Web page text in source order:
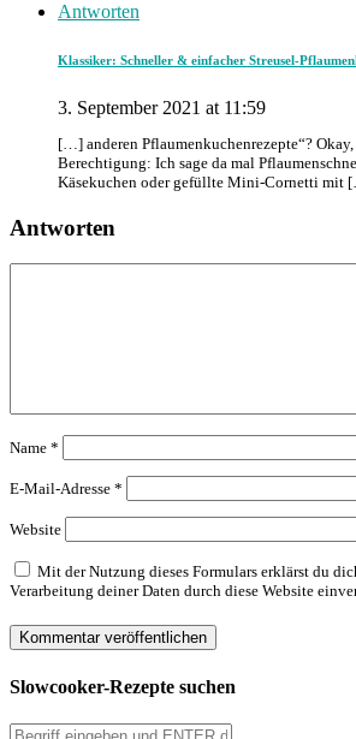
Antworten
Klassiker: Schneller & einfacher Streusel-
3. September 2021 at 11:59
[…] anderen Pflaumenkuchenrezepte“?
Berechtigung: Ich sage da mal
Käsekuchen oder gefüllte Mini-Cornetti mit
Antworten
Name *
E-Mail-Adresse *
Website
Mit der Nutzung dieses Formulars erklärst du
Verarbeitung deiner Daten durch diese Website
Slowcooker-Rezepte suchen